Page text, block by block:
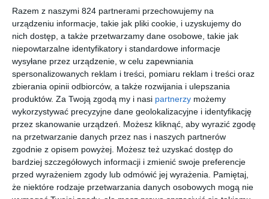
Razem z naszymi 824 partnerami przechowujemy na
urządzeniu informacje, takie jak pliki cookie, i uzyskujemy do
nich dostęp, a także przetwarzamy dane osobowe, takie jak
niepowtarzalne identyfikatory i standardowe informacje
wysyłane przez urządzenie, w celu zapewniania
spersonalizowanych reklam i treści, pomiaru reklam i treści oraz
zbierania opinii odbiorców, a także rozwijania i ulepszania
produktów. Za Twoją zgodą my i nasi partnerzy możemy
wykorzystywać precyzyjne dane geolokalizacyjne i identyfikację
przez skanowanie urządzeń. Możesz kliknąć, aby wyrazić zgodę
na przetwarzanie danych przez nas i naszych partnerów
zgodnie z opisem powyżej. Możesz też uzyskać dostęp do
bardziej szczegółowych informacji i zmienić swoje preferencje
przed wyrażeniem zgody lub odmówić jej wyrażenia.
Pamiętaj,
że niektóre rodzaje przetwarzania danych osobowych mogą nie
ARNETTE
0AN7283
3007
287 20
przejdź do
sklepu
EMPORIO
ARMANI
0EK3004
5072 255 ,
50
przejdź do
sklepu
GABBANA
0DG1349
02
811 30
przejdź do
sklepu
FENDI
FE50127I
959
przejdź do
sklepu
D BY D
DYH01 C01
GIORGIO
ARMANI
VOGUE
0VO4304
VOGUE
0VO5622